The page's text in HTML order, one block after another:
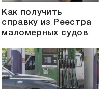
Как получить
справку из Реестра
маломерных судов